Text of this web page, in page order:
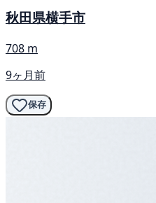
秋田県横手市
708 m
9ヶ月前
保存